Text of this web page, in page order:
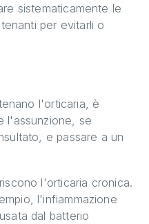
sistematicamente le
per evitarli o
l'orticaria, è
l'assunzione, se
e passare a un
l'orticaria cronica.
l'infiammazione
dal batterio